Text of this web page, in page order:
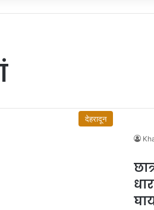
देहरादून